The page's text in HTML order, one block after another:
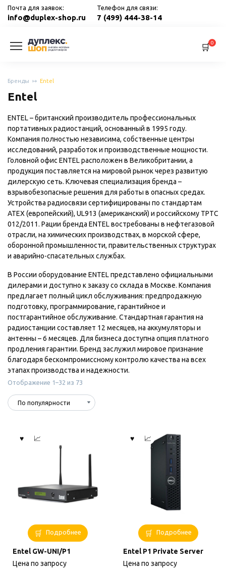
Перейти
Почта для заявок:
info@duplex-shop.ru
Телефон для связи:
7 (499) 444-38-14
0
Бренды Entel
Entel
ENTEL – британский производитель профессиональных
портативных радиостанций, основанный в 1995 году.
Компания полностью независима, собственные центры
исследований, разработок и производственные мощности.
Головной офис ENTEL расположен в Великобритании, а
продукция поставляется на мировой рынок через развитую
дилерскую сеть. Ключевая специализация бренда –
взрывобезопасные решения для работы в опасных средах.
Устройства радиосвязи сертифицированы по стандартам
ATEX (европейский), UL913 (американский) и российскому ТРТС
012/2011. Рации бренда ENTEL востребованы в нефтегазовой
отрасли, на химических производствах, в морской сфере,
оборонной промышленности, правительственных структурах
и аварийно-спасательных службах.
В России оборудование ENTEL представлено официальными
дилерами и доступно к заказу со склада в Москве. Компания
предлагает полный цикл обслуживания: предпродажную
подготовку, программирование, гарантийное и
постгарантийное обслуживание. Стандартная гарантия на
радиостанции составляет 12 месяцев, на аккумуляторы и
антенны – 6 месяцев. Для бизнеса доступна опция платного
продления гарантии. Бренд заслужил мировое признание
благодаря бескомпромиссному контролю качества на всех
этапах производства и надежности.
Отображение 1–32 из 73
популярности
Подробнее
Entel GW-UNI/P1
Цена по запросу
Подробнее
Entel P1 Private Server
Цена по запросу